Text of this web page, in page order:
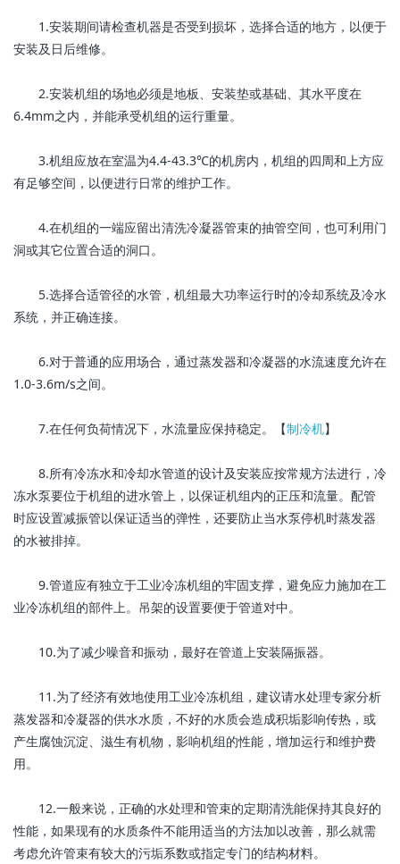
1.安装期间请检查机器是否受到损坏，选择合适的地方，以便于
安装及日后维修。
2.安装机组的场地必须是地板、安装垫或基础、其水平度在
6.4mm之内，并能承受机组的运行重量。
3.机组应放在室温为4.4-43.3℃的机房内，机组的四周和上方应
有足够空间，以便进行日常的维护工作。
4.在机组的一端应留出清洗冷凝器管束的抽管空间，也可利用门
洞或其它位置合适的洞口。
5.选择合适管径的水管，机组最大功率运行时的冷却系统及冷水
系统，并正确连接。
6.对于普通的应用场合，通过蒸发器和冷凝器的水流速度允许在
1.0-3.6m/s之间。
7.在任何负荷情况下，水流量应保持稳定。【制冷机】
8.所有冷冻水和冷却水管道的设计及安装应按常规方法进行，冷
冻水泵要位于机组的进水管上，以保证机组内的正压和流量。配管
时应设置减振管以保证适当的弹性，还要防止当水泵停机时蒸发器
的水被排掉。
9.管道应有独立于工业冷冻机组的牢固支撑，避免应力施加在工
业冷冻机组的部件上。吊架的设置要便于管道对中。
10.为了减少噪音和振动，最好在管道上安装隔振器。
11.为了经济有效地使用工业冷冻机组，建议请水处理专家分析
蒸发器和冷凝器的供水水质，不好的水质会造成积垢影响传热，或
产生腐蚀沉淀、滋生有机物，影响机组的性能，增加运行和维护费
用。
12.一般来说，正确的水处理和管束的定期清洗能保持其良好的
性能，如果现有的水质条件不能用适当的方法加以改善，那么就需
考虑允许管束有较大的污垢系数或指定专门的结构材料。